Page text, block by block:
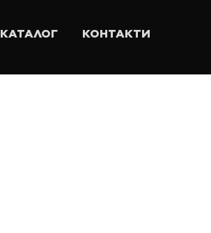
КАТАЛОГ КОНТАКТИ